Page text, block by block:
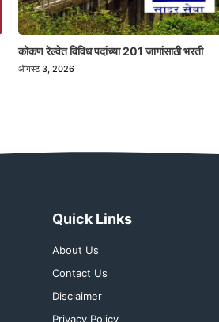
कोकण रेल्वेत विविध पदांच्या 201 जागांसाठी भरती
ऑगस्ट 3, 2026
Quick Links
About Us
Contact Us
Disclaimer
Privacy Policy